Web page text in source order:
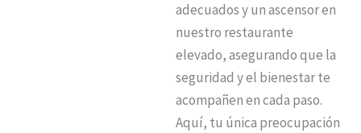
adecuados y un ascensor en
nuestro restaurante
elevado, asegurando que la
seguridad y el bienestar te
acompañen en cada paso.
Aquí, tu única preocupación